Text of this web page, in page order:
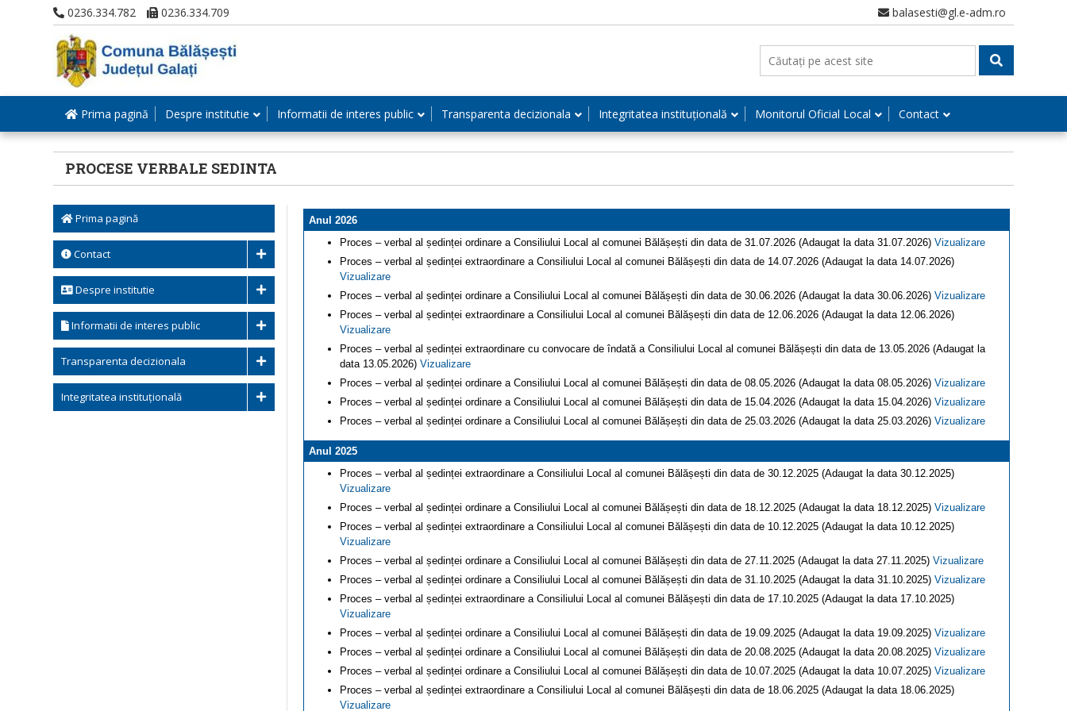
0236.334.782 0236.334.709 balasesti@gl.e-adm.ro
Prima pagină Despre institutie Informatii de interes public Transparenta decizionala Integritatea instituțională Monitorul Oficial Local Contact
PROCESE VERBALE SEDINTA
Prima pagină
Contact
Despre institutie
Informatii de interes public
Transparenta decizionala
Integritatea instituțională
Anul 2026
Proces – verbal al ședinței ordinare a Consiliului Local al comunei Bălășești din data de 31.07.2026 (Adaugat la data 31.07.2026) Vizualizare
Proces – verbal al ședinței extraordinare a Consiliului Local al comunei Bălășești din data de 14.07.2026 (Adaugat la data 14.07.2026)
Vizualizare
Proces – verbal al ședinței ordinare a Consiliului Local al comunei Bălășești din data de 30.06.2026 (Adaugat la data 30.06.2026) Vizualizare
Proces – verbal al ședinței extraordinare a Consiliului Local al comunei Bălășești din data de 12.06.2026 (Adaugat la data 12.06.2026)
Vizualizare
Proces – verbal al ședinței extraordinare cu convocare de îndată a Consiliului Local al comunei Bălășești din data de 13.05.2026 (Adaugat la
data 13.05.2026) Vizualizare
Proces – verbal al ședinței ordinare a Consiliului Local al comunei Bălășești din data de 08.05.2026 (Adaugat la data 08.05.2026) Vizualizare
Proces – verbal al ședinței ordinare a Consiliului Local al comunei Bălășești din data de 15.04.2026 (Adaugat la data 15.04.2026) Vizualizare
Proces – verbal al ședinței ordinare a Consiliului Local al comunei Bălășești din data de 25.03.2026 (Adaugat la data 25.03.2026) Vizualizare
Anul 2025
Proces – verbal al ședinței extraordinare a Consiliului Local al comunei Bălășești din data de 30.12.2025 (Adaugat la data 30.12.2025)
Vizualizare
Proces – verbal al ședinței ordinare a Consiliului Local al comunei Bălășești din data de 18.12.2025 (Adaugat la data 18.12.2025) Vizualizare
Proces – verbal al ședinței extraordinare a Consiliului Local al comunei Bălășești din data de 10.12.2025 (Adaugat la data 10.12.2025)
Vizualizare
Proces – verbal al ședinței ordinare a Consiliului Local al comunei Bălășești din data de 27.11.2025 (Adaugat la data 27.11.2025) Vizualizare
Proces – verbal al ședinței ordinare a Consiliului Local al comunei Bălășești din data de 31.10.2025 (Adaugat la data 31.10.2025) Vizualizare
Proces – verbal al ședinței extraordinare a Consiliului Local al comunei Bălășești din data de 17.10.2025 (Adaugat la data 17.10.2025)
Vizualizare
Proces – verbal al ședinței ordinare a Consiliului Local al comunei Bălășești din data de 19.09.2025 (Adaugat la data 19.09.2025) Vizualizare
Proces – verbal al ședinței ordinare a Consiliului Local al comunei Bălășești din data de 20.08.2025 (Adaugat la data 20.08.2025) Vizualizare
Proces – verbal al ședinței ordinare a Consiliului Local al comunei Bălășești din data de 10.07.2025 (Adaugat la data 10.07.2025) Vizualizare
Proces – verbal al ședinței extraordinare a Consiliului Local al comunei Bălășești din data de 18.06.2025 (Adaugat la data 18.06.2025)
Vizualizare